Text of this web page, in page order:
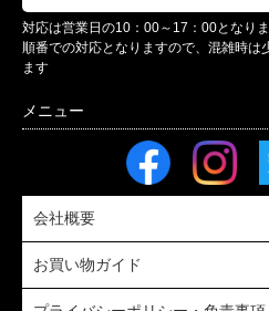
対応は営業日の10：00～17：00となり
順番での対応となりますので、混雑時
ます
会社概要
お買い物ガイド